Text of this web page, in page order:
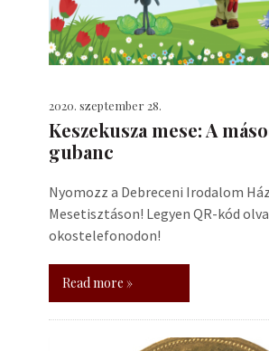
2020. szeptember 28.
Keszekusza mese: A
gubanc
Nyomozz a Debreceni Irodalom
Mesetisztáson! Legyen QR-kód
okostelefonodon!
Read more »